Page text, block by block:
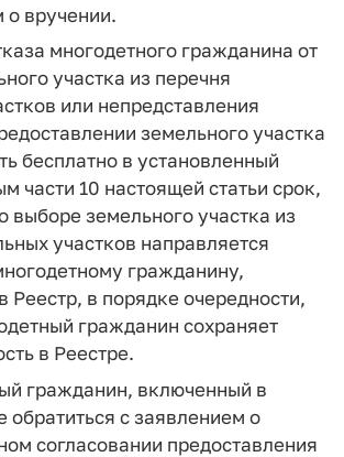
вручении.
многодетного гражданина от
участка из перечня
или непредставления
земельного участка
бесплатно в установленный
части 10 настоящей статьи срок,
выборе земельного участка из
участков направляется
гражданину,
Реестр, в порядке очередности,
гражданин сохраняет
в Реестре.
гражданин, включенный в
обратиться с заявлением о
согласовании предоставления